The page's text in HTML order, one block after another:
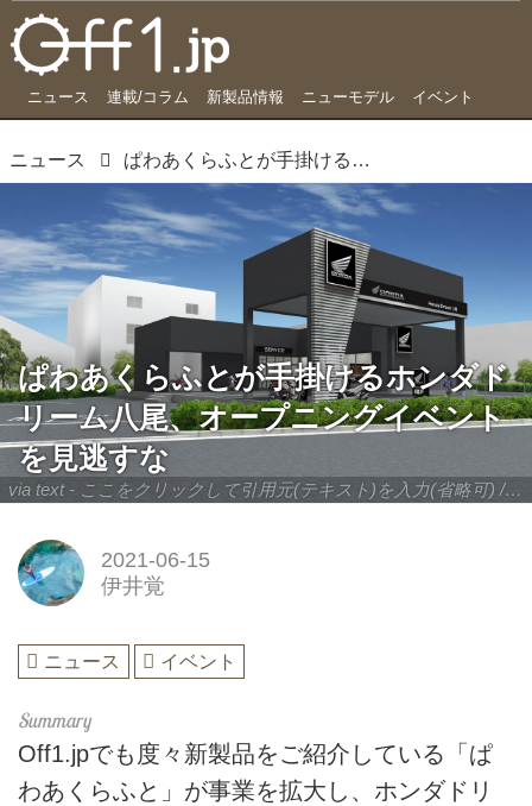
ニュース 連載/コラム 新製品情報 ニューモデル イベント
ニュース ぱわあくらふとが手掛けるホンダドリーム八尾、オープニングイベントを見逃すな
via text - ここをクリックして引用元(テキスト)を入力(省略可) / site.to.link.com - ここをクリックして引用元を入力(省略可)
ぱわあくらふとが手掛けるホンダド
リーム八尾、オープニングイベント
を見逃すな
2021-06-15
伊井覚
ニュース イベント
Off1.jpでも度々新製品をご紹介している「ぱ
わあくらふと」が事業を拡大し、ホンダドリ